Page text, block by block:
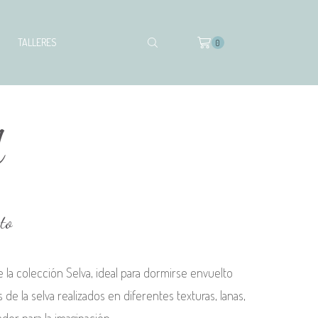
TALLERES 0
la colección Selva, ideal para dormirse envuelto
la selva realizados en diferentes texturas, lanas,